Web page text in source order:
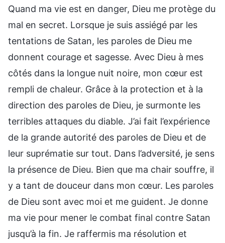
Quand ma vie est en danger, Dieu me protège du
mal en secret. Lorsque je suis assiégé par les
tentations de Satan, les paroles de Dieu me
donnent courage et sagesse. Avec Dieu à mes
côtés dans la longue nuit noire, mon cœur est
rempli de chaleur. Grâce à la protection et à la
direction des paroles de Dieu, je surmonte les
terribles attaques du diable. J’ai fait l’expérience
de la grande autorité des paroles de Dieu et de
leur suprématie sur tout. Dans l’adversité, je sens
la présence de Dieu. Bien que ma chair souffre, il
y a tant de douceur dans mon cœur. Les paroles
de Dieu sont avec moi et me guident. Je donne
ma vie pour mener le combat final contre Satan
jusqu’à la fin. Je raffermis ma résolution et